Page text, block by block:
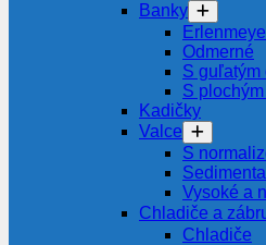
Banky
Odmerné
S guľatým
S
Kadičky
Valce
S
Vysoké a
Chladiče a
Chladiče